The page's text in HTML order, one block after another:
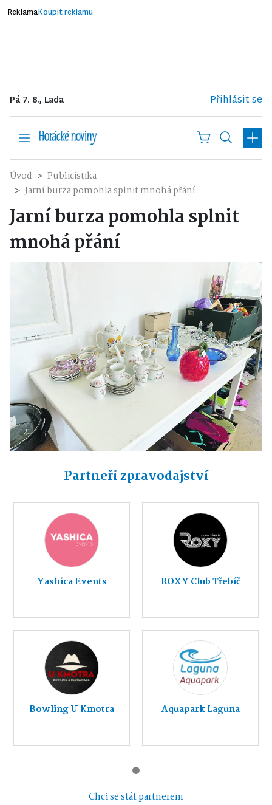
ReklamaKoupit reklamu
Pá 7. 8., Lada Přihlásit se
Úvod
Publicistika
Jarní burza pomohla splnit mnohá přání
Jarní burza pomohla splnit
mnohá přání
Partneři zpravodajství
Yashica Events ROXY Club Třebíč
Bowling U Kmotra Aquapark Laguna
Chci se stát partnerem